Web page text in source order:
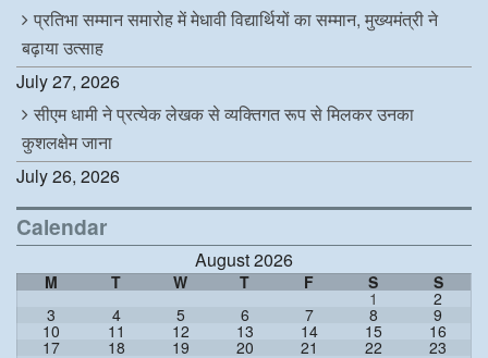
प्रतिभा सम्मान समारोह में मेधावी विद्यार्थियों का सम्मान, मुख्यमंत्री ने
बढ़ाया उत्साह
July 27, 2026
सीएम धामी ने प्रत्येक लेखक से व्यक्तिगत रूप से मिलकर उनका
कुशलक्षेम जाना
July 26, 2026
Calendar
August 2026
M T W T F S S
1 2
3 4 5 6 7 8 9
10 11 12 13 14 15 16
17 18 19 20 21 22 23